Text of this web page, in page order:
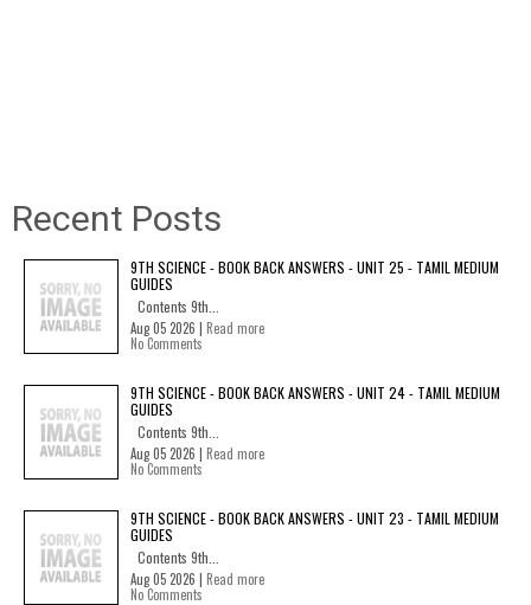
Recent Posts
9TH SCIENCE - BOOK BACK ANSWERS - UNIT 25 - TAMIL MEDIUM
GUIDES
Contents 9th...
Aug 05 2026 | Read more
No Comments
9TH SCIENCE - BOOK BACK ANSWERS - UNIT 24 - TAMIL MEDIUM
GUIDES
Contents 9th...
Aug 05 2026 | Read more
No Comments
9TH SCIENCE - BOOK BACK ANSWERS - UNIT 23 - TAMIL MEDIUM
GUIDES
Contents 9th...
Aug 05 2026 | Read more
No Comments